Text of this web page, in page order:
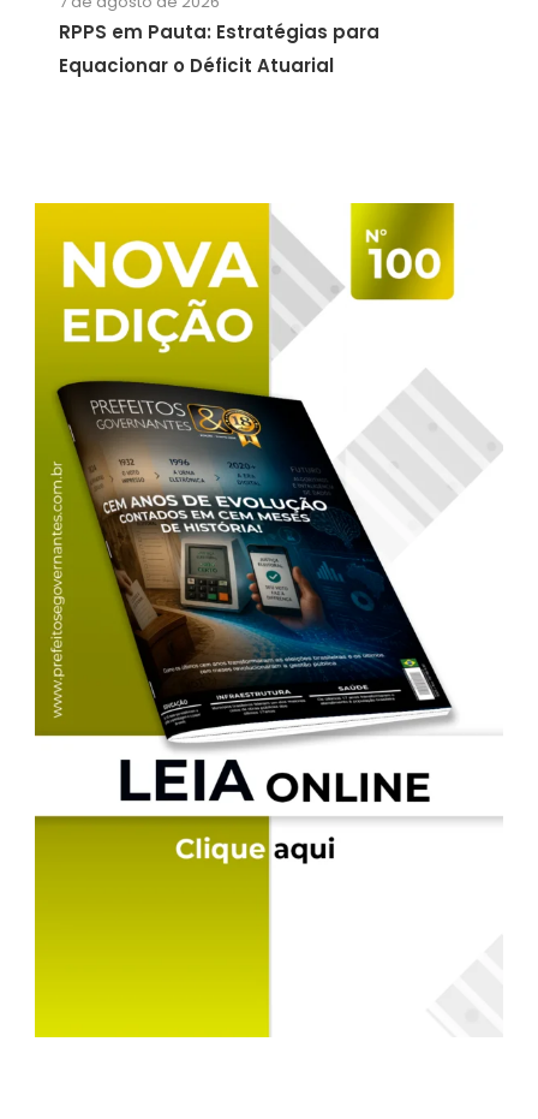
RPPS em Pauta: Estratégias para
Equacionar o Déficit Atuarial